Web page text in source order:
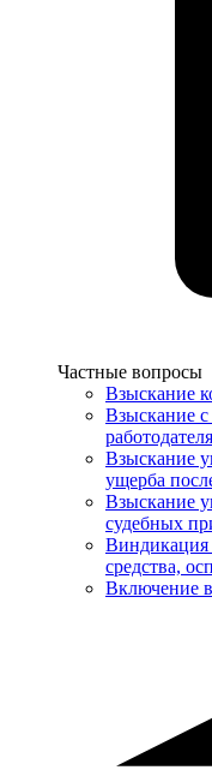
Услуги
Частные вопросы
Взыскание
Взыскание с
работодателя
Взыскание
ущерба
Взыскание
судебных
Виндикация
средства,
Включение в